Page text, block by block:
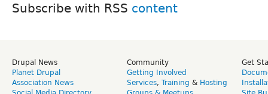
Subscribe with RSS
Drupal News
Planet Drupal
Association News
Community
Getting Involved
Services, Training & Hosting
Get